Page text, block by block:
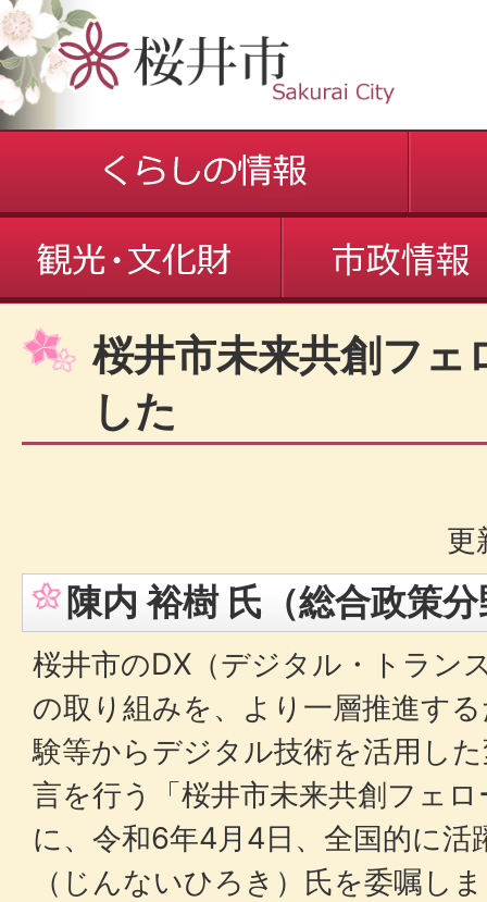
桜井市未来共創フェ
した
更
陳内 裕樹 氏（総合政策
桜井市のDX（デジタル・トラン
の取り組みを、より一層推進す
験等からデジタル技術を活用し
言を行う「桜井市未来共創フェ
に、令和6年4月4日、全国的に活
（じんないひろき）氏を委嘱し